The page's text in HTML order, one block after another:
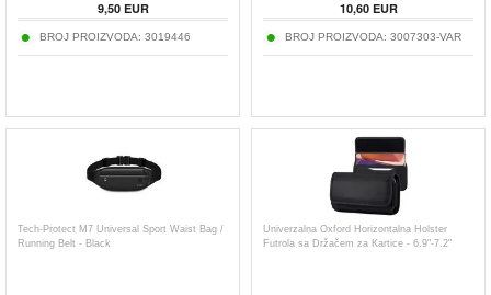
9,50EUR
BROJ PROIZVODA: 3019446
10,60EUR
BROJ PROIZVODA: 3007303-VAR
Tech-Protect M7 Universal Sport Waist Bag /
Running Belt - Black
Univerzalna Oxford Horizontalna Holster
Futrola sa Držačem za Kartice - 6.9"-7.2"